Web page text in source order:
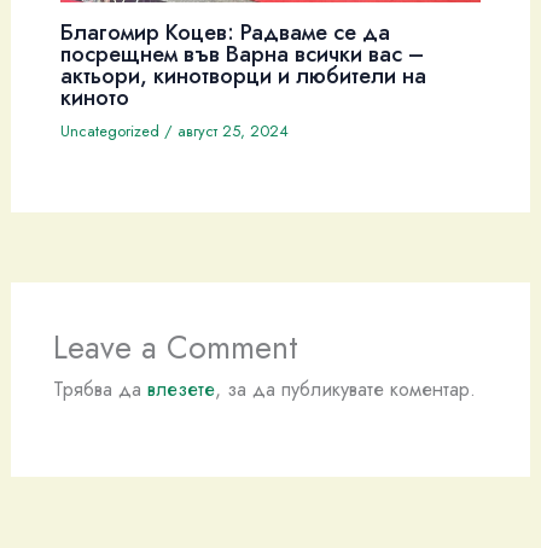
Благомир Коцев: Радваме се да
посрещнем във Варна всички вас –
актьори, кинотворци и любители на
киното
Uncategorized / август 25, 2024
Leave a Comment
Трябва да влезете, за да публикувате коментар.